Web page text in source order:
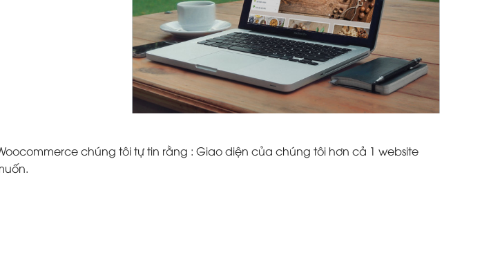
chúng tôi tự tin rằng : Giao diện của chúng tôi hơn cả 1 website